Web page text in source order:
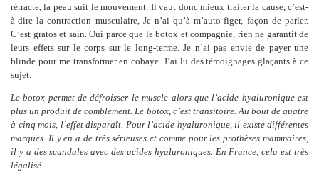
rétracte, la peau suit le mouvement. Il vaut donc mieux traiter la cause, c’est-
à-dire la contraction musculaire, Je n’ai qu’à m’auto-figer, façon de parler.
C’est gratos et sain. Oui parce que le botox et compagnie, rien ne garantit de
leurs effets sur le corps sur le long-terme. Je n’ai pas envie de payer une
blinde pour me transformer en cobaye. J’ai lu des témoignages glaçants à ce
sujet.
Le botox permet de défroisser le muscle alors que l’acide hyaluronique est
plus un produit de comblement. Le botox, c’est transitoire. Au bout de quatre
à cinq mois, l’effet disparaît. Pour l’acide hyaluronique, il existe différentes
marques. Il y en a de très sérieuses et comme pour les prothèses mammaires,
il y a des scandales avec des acides hyaluroniques. En France, cela est très
légalisé.